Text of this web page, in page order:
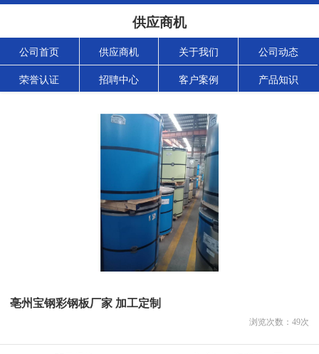
供应商机
公司首页 供应商机 关于我们 公司动态
荣誉认证 招聘中心 客户案例 产品知识
亳州宝钢彩钢板厂家 加工定制
浏览次数： 49次